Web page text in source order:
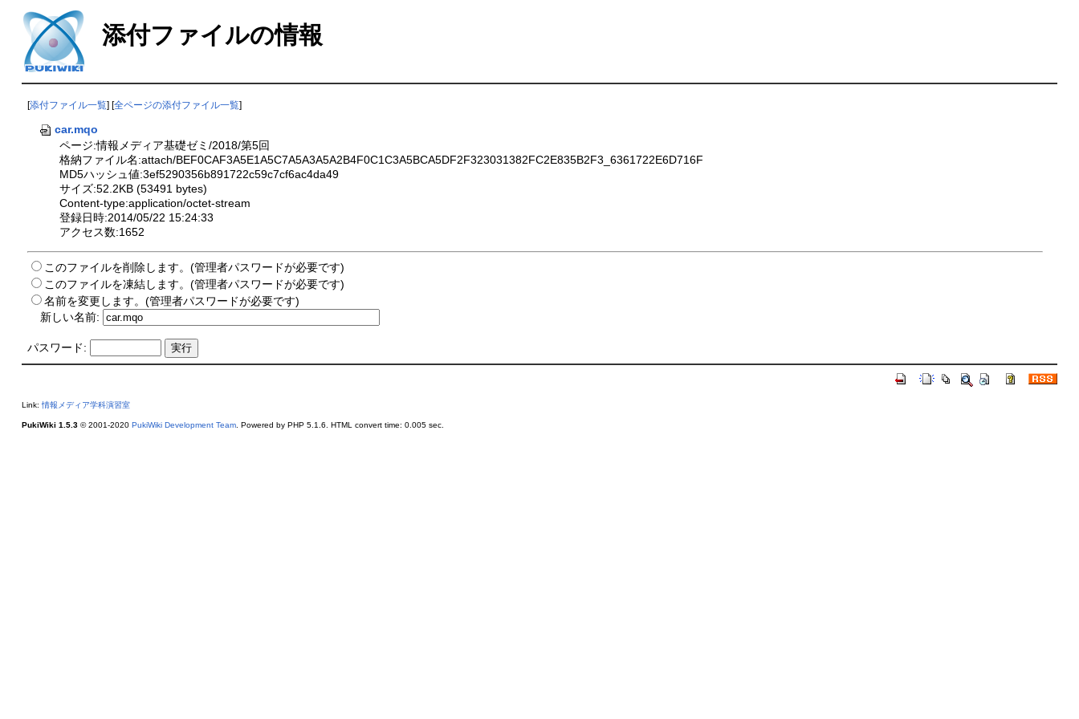
添付ファイルの情報
[添付ファイル一覧] [全ページの添付ファイル一覧]
car.mqo
ページ:情報メディア基礎ゼミ/2018/第5回
格納ファイル名:attach/BEF0CAF3A5E1A5C7A5A3A5A2B4F0C1C3A5BCA5DF2F323031382FC2E835B2F3_6361722E6D716F
MD5ハッシュ値:3ef5290356b891722c59c7cf6ac4da49
サイズ:52.2KB (53491 bytes)
Content-type:application/octet-stream
登録日時:2014/05/22 15:24:33
アクセス数:1652
このファイルを削除します。(管理者パスワードが必要です)
このファイルを凍結します。(管理者パスワードが必要です)
名前を変更します。(管理者パスワードが必要です)
新しい名前:
パスワード:
Link: 情報メディア学科演習室
PukiWiki 1.5.3© 2001-2020 PukiWiki Development Team. Powered by PHP 5.1.6. HTML convert time: 0.005 sec.